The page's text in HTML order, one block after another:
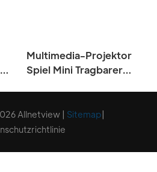
Multimedia-Projektor
Spiel Mini Tragbarer
Allnetview | Sitemap|